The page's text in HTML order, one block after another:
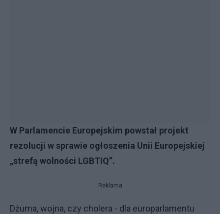
W Parlamencie Europejskim powstał projekt
rezolucji w sprawie ogłoszenia Unii Europejskiej
„strefą wolności LGBTIQ”.
Reklama
Dżuma, wojna, czy cholera - dla europarlamentu